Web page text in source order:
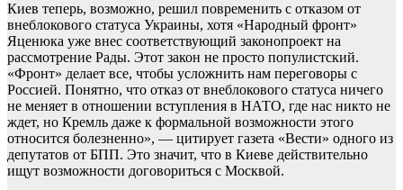
Киев теперь, возможно, решил повременить с отказом от
внеблокового статуса Украины, хотя «Народный фронт»
Яценюка уже внес соответствующий законопроект на
рассмотрение Рады. Этот закон не просто популистский.
«Фронт» делает все, чтобы усложнить нам переговоры с
Россией. Понятно, что отказ от внеблокового статуса ничего
не меняет в отношении вступления в НАТО, где нас никто не
ждет, но Кремль даже к формальной возможности этого
относится болезненно», — цитирует газета «Вести» одного из
депутатов от БПП. Это значит, что в Киеве действительно
ищут возможности договориться с Москвой.